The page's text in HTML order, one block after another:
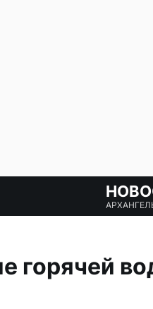
горячей